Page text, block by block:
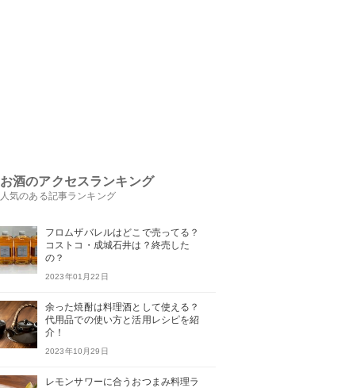
お酒のアクセスランキング
人気のある記事ランキング
フロムザバレルはどこで売ってる？
コストコ・成城石井は？終売した
の？
2023年01月22日
余った焼酎は料理酒として使える？
代用品での使い方と活用レシピを紹
介！
2023年10月29日
レモンサワーに合うおつまみ料理ラ